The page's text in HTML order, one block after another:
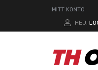
MITT KONTO
HEJ.